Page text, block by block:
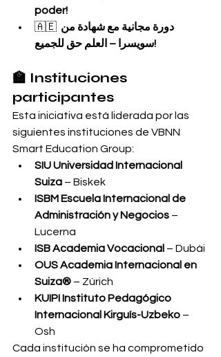
poder!
🇦🇪 دورة مجانية مع شهادة من
سويسرا – العلم حق للجميع!
🏫 Instituciones
participantes
Esta iniciativa está liderada por las
siguientes instituciones de VBNN
Smart Education Group:
SIU Universidad Internacional
Suiza – Biskek
ISBM Escuela Internacional de
Administración y Negocios –
Lucerna
ISB Academia Vocacional – Dubái
OUS Academia Internacional en
Suiza® – Zúrich
KUIPI Instituto Pedagógico
Internacional Kirguís-Uzbeko –
Osh
Cada institución se ha comprometido